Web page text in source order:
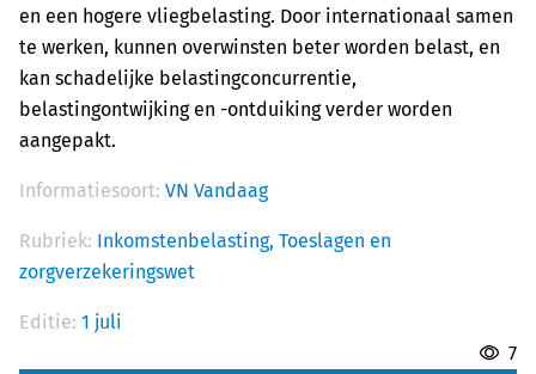
en een hogere vliegbelasting. Door internationaal samen
te werken, kunnen overwinsten beter worden belast, en
kan schadelijke belastingconcurrentie,
belastingontwijking en -ontduiking verder worden
aangepakt.
Informatiesoort: VN Vandaag
Rubriek: Inkomstenbelasting, Toeslagen en
zorgverzekeringswet
Editie: 1 juli
7